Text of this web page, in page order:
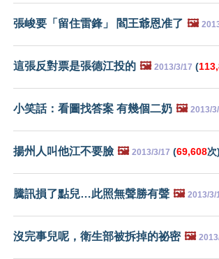
張峻要「留住雷鋒」 閻王爺恩准了 🖼️
這張反對票是張德江投的 🖼️ 2013/3/17 (
小笑話：看圖找答案 有幾個二奶 🖼️ 2013/
揚州人叫他江不要臉 🖼️ 2013/3/17 (69,608次)
騰訊損了點兒…此照無聲勝有聲 🖼️ 2013/3/
沒完事兒呢，衛生部被拆掉的祕密 🖼️